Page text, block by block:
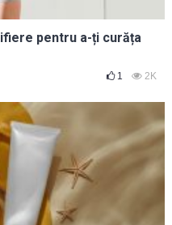
pentru a-ți curăța
1 2K